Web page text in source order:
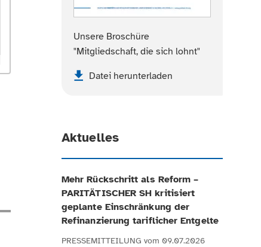
Unsere Broschüre
"Mitgliedschaft, die sich lohnt"
Datei herunterladen
Aktuelles
Mehr Rückschritt als Reform –
PARITÄTISCHER SH kritisiert
geplante Einschränkung der
Refinanzierung tariflicher Entgelte
PRESSEMITTEILUNG vom 09.07.2026